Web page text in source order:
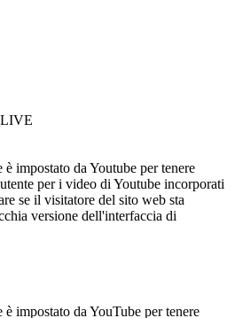
è impostato da Youtube per tenere
per i video di Youtube incorporati
se il visitatore del sito web sta
versione dell'interfaccia di
è impostato da YouTube per tenere